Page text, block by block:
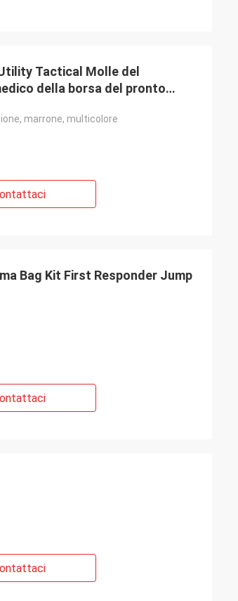
Tactical Molle del
della borsa del pronto
marrone, multicolore
Bag Kit First Responder Jump